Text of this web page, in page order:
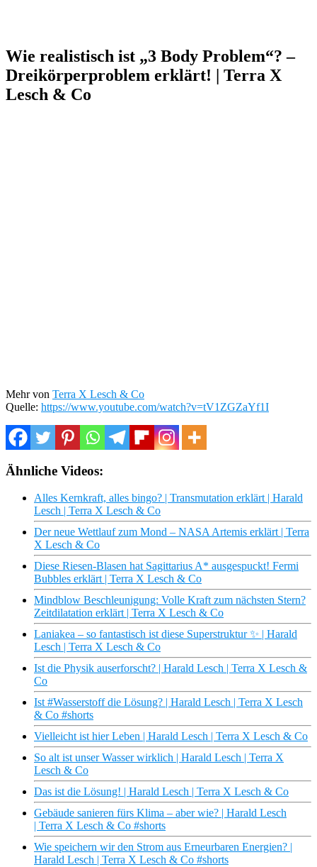
Wie realistisch ist „3 Body Problem“? –
Dreikörperproblem erklärt! | Terra X
Lesch & Co
Mehr von Terra X Lesch & Co
Quelle: https://www.youtube.com/watch?v=tV1ZGZaYf1I
Ähnliche Videos:
Alles Kernkraft, alles bingo? | Transmutation erklärt | Harald
Lesch | Terra X Lesch & Co
Der neue Wettlauf zum Mond – NASA Artemis erklärt | Terra
X Lesch & Co
Diese Riesen-Blasen hat Sagittarius A* ausgespuckt! Fermi
Bubbles erklärt | Terra X Lesch & Co
Mindblow Beschleunigung: Volle Kraft zum nächsten Stern?
Zeitdilatation erklärt | Terra X Lesch & Co
Laniakea – so fantastisch ist diese Superstruktur ✨ | Harald
Lesch | Terra X Lesch & Co
Ist die Physik auserforscht? | Harald Lesch | Terra X Lesch &
Co
Ist #Wasserstoff die Lösung? | Harald Lesch | Terra X Lesch
& Co #shorts
Vielleicht ist hier Leben | Harald Lesch | Terra X Lesch & Co
So alt ist unser Wasser wirklich | Harald Lesch | Terra X
Lesch & Co
Das ist die Lösung! | Harald Lesch | Terra X Lesch & Co
Gebäude sanieren fürs Klima – aber wie? | Harald Lesch
| Terra X Lesch & Co #shorts
Wie speichern wir den Strom aus Erneurbaren Energien? |
Harald Lesch | Terra X Lesch & Co #shorts